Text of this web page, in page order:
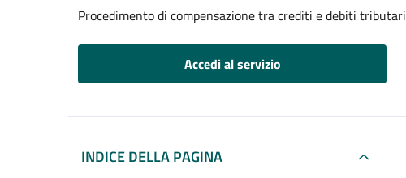
Procedimento di compensazione tra crediti e debiti tributari
Accedi al servizio
INDICE DELLA PAGINA